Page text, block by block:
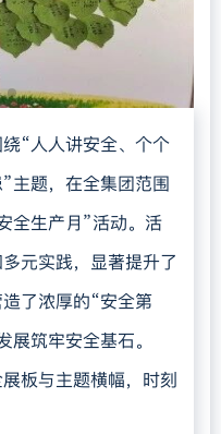
“人人讲安全、个个
题，在全集团范围
全生产月”活动。活
元实践，显著提升了
了浓厚的“安全第
筑牢安全基石。
板与主题横幅，时刻